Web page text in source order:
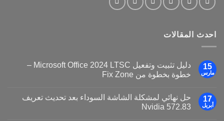
احدث المقالات
15
مارس
دليل تثبيت وتفعيل Microsoft Office 2024 LTSC –
خطوة بخطوة من Fix Zone
17
أبريل
حل نهائي لمشكلة الشاشة السوداء بعد تحديث تعريف
Nvidia 572.83